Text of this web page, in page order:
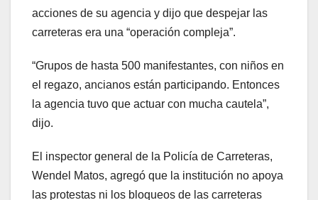
acciones de su agencia y dijo que despejar las
carreteras era una “operación compleja”.
“Grupos de hasta 500 manifestantes, con niños en
el regazo, ancianos están participando. Entonces
la agencia tuvo que actuar con mucha cautela”,
dijo.
El inspector general de la Policía de Carreteras,
Wendel Matos, agregó que la institución no apoya
las protestas ni los bloqueos de las carreteras